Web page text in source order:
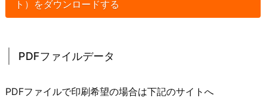
ト）をダウンロードする
PDFファイルデータ
PDFファイルで印刷希望の場合は下記のサイトへ